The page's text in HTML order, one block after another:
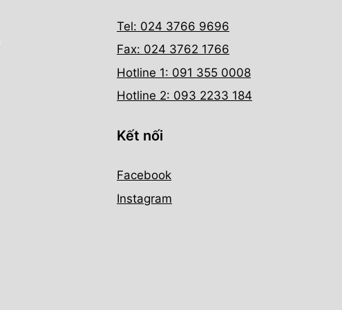
Tel: 024 3766 9696
Fax: 024 3762 1766
Hotline 1: 091 355 0008
Hotline 2: 093 2233 184
Kết nối
Facebook
Instagram